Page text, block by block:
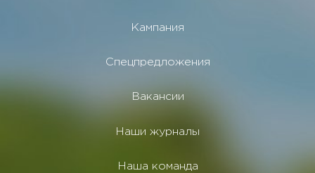
Кампания
Спецпредложения
Вакансии
Наши журналы
Наша команда